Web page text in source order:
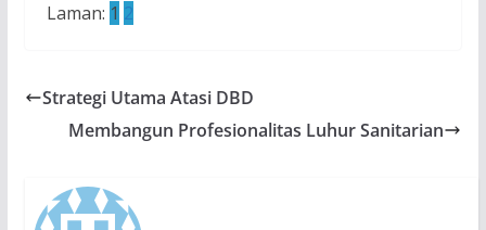
Laman: 1 2
Strategi Utama Atasi DBD
Membangun Profesionalitas Luhur Sanitarian